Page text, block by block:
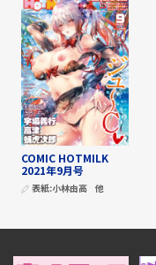
COMIC HOTMILK
2021年9月号
表紙:小林由高 他